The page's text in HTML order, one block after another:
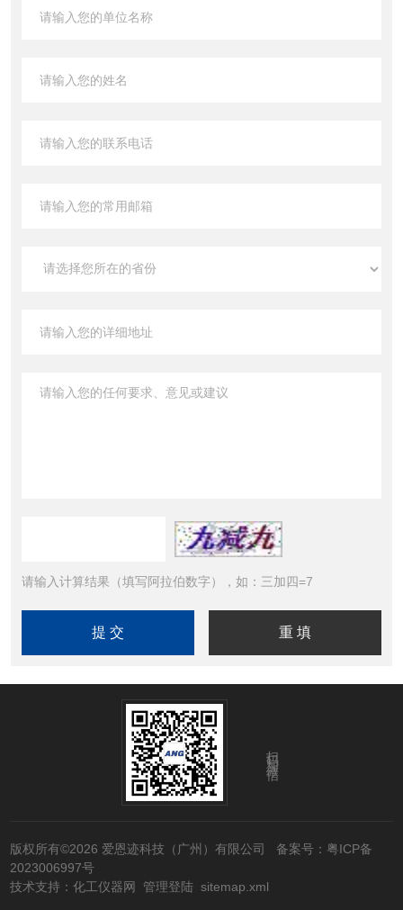
请输入计算结果（填写阿拉伯数字），如：三加四=7
扫码加微信
版权所有©2026 爱恩迹科技（广州）有限公司 备案号：粤ICP备
2023006997号
技术支持：化工仪器网 管理登陆 sitemap.xml